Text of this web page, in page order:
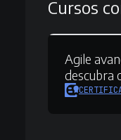
Cursos
Agile
descubra